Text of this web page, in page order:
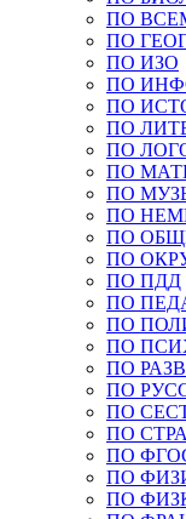
ПО
ПО
ПО ИЗО
ПО
ПО
ПО
ПО
ПО
ПО
ПО
ПО
ПО
ПО ПДД
ПО
ПО
ПО
ПО
ПО
ПО
ПО
ПО
ПО
ПО